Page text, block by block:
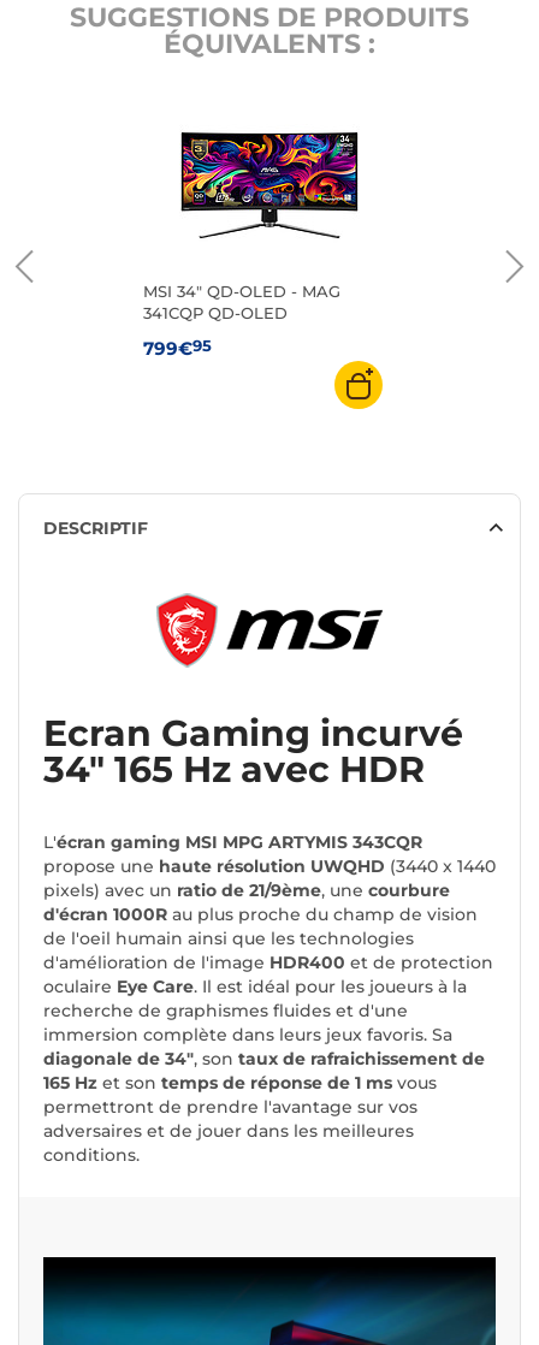
SUGGESTIONS DE PRODUITS
ÉQUIVALENTS :
MSI 34" QD-OLED - MAG
341CQP QD-OLED
799€95
DESCRIPTIF
Ecran Gaming incurvé
34" 165 Hz avec HDR
L'écran gaming MSI MPG ARTYMIS 343CQR
propose une haute résolution UWQHD (3440 x 1440
pixels) avec un ratio de 21/9ème, une courbure
d'écran 1000R au plus proche du champ de vision
de l'oeil humain ainsi que les technologies
d'amélioration de l'image HDR400 et de protection
oculaire Eye Care. Il est idéal pour les joueurs à la
recherche de graphismes fluides et d'une
immersion complète dans leurs jeux favoris. Sa
diagonale de 34", son taux de rafraichissement de
165 Hz et son temps de réponse de 1 ms vous
permettront de prendre l'avantage sur vos
adversaires et de jouer dans les meilleures
conditions.